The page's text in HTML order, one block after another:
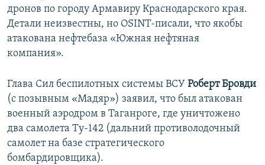
дронов по городу Армавиру Краснодарского края.
Детали неизвестны, но OSINT-писали, что якобы
атакована нефтебаза «Южная нефтяная
компания».
Глава Сил беспилотных системы ВСУ Роберт Бровди
(с позывным «Мадяр») заявил, что был атакован
военный аэродром в Таганроге, где уничтожено
два самолета Ту-142 (дальний противолодочный
самолет на базе стратегического
бомбардировщика).